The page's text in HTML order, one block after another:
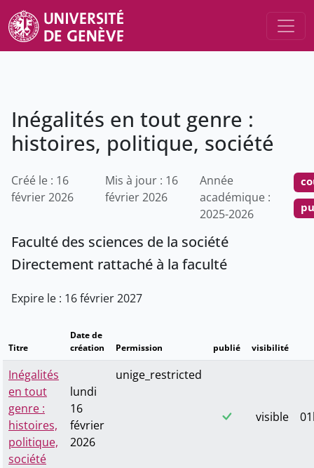
Inégalités en tout genre :
histoires, politique, société
Créé le : 16
février 2026
Mis à jour : 16
février 2026
Année
académique :
2025-2026
Faculté des sciences de la société
Directement rattaché à la faculté
Expire le : 16 février 2027
Titre
Date de
création
Permission publié visibilité
Inégalités
en tout
genre :
histoires,
politique,
société
lundi
16
février
2026
unige_restricted
visible